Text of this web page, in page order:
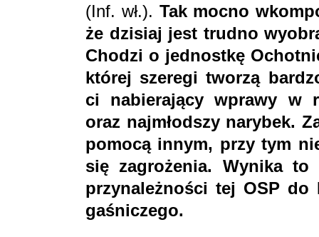
(Inf. wł.). Tak mocno
że dzisiaj jest trudno
Chodzi o jednostkę
której szeregi tworzą
ci nabierający wprawy w
oraz najmłodszy narybek.
pomocą innym, przy tym
się zagrożenia. Wynika
przynależności tej OSP do
gaśniczego.